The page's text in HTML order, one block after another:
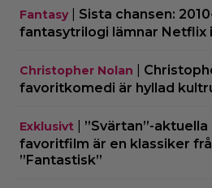
Fantasy| Sista chansen:
fantasytrilogi lämnar Netflix
Christopher Nolan
favoritkomedi är hyllad
Exklusivt
”Svärtan”-
favoritfilm är en klassiker
”Fantastisk”